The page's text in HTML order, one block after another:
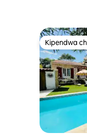
Kipendwa
Kipendwa